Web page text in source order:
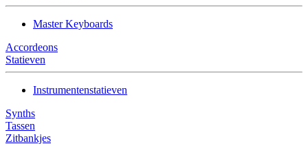
Master Keyboards
Accordeons
Statieven
Instrumentenstatieven
Synths
Tassen
Zitbankjes